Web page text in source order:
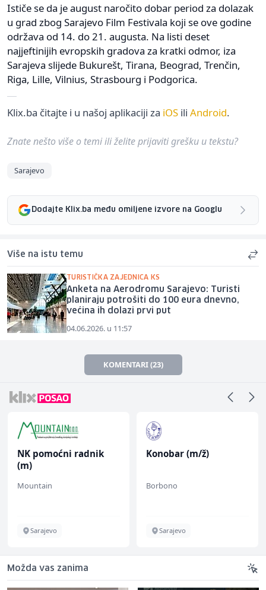
Ističe se da je august naročito dobar period za dolazak
u grad zbog Sarajevo Film Festivala koji se ove godine
održava od 14. do 21. augusta. Na listi deset
najjeftinijih evropskih gradova za kratki odmor, iza
Sarajeva slijede Bukurešt, Tirana, Beograd, Trenčin,
Riga, Lille, Vilnius, Strasbourg i Podgorica.
Klix.ba čitajte i u našoj aplikaciji za iOS ili Android.
Znate nešto više o temi ili želite prijaviti grešku u tekstu?
Sarajevo
Dodajte Klix.ba među omiljene izvore na Googlu
Više na istu temu
TURISTIČKA ZAJEDNICA KS
Anketa na Aerodromu Sarajevo: Turisti
planiraju potrošiti do 100 eura dnevno,
većina ih dolazi prvi put
04.06.2026. u 11:57
KOMENTARI (23)
NK pomoćni radnik
(m)
Mountain
Sarajevo
Konobar (m/ž)
Borbono
Sarajevo
Možda vas zanima